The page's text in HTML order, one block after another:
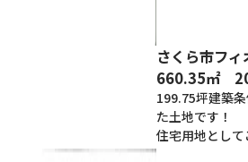
さくら市フ
660.35㎡
199.75坪建築
た土地です！
住宅用地とし